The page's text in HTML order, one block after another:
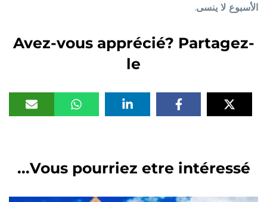
الأسبوع لا ينسى .
Avez-vous apprécié? Partagez-
le
Vous pourriez etre intéressé...